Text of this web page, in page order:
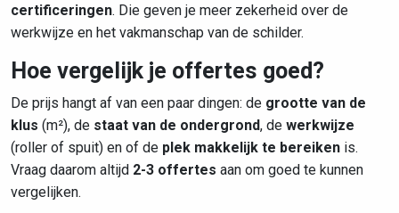
certificeringen. Die geven je meer zekerheid over de
werkwijze en het vakmanschap van de schilder.
Hoe vergelijk je offertes goed?
De prijs hangt af van een paar dingen: de grootte van de
klus (m²), de staat van de ondergrond, de werkwijze
(roller of spuit) en of de plek makkelijk te bereiken is.
Vraag daarom altijd 2-3 offertes aan om goed te kunnen
vergelijken.